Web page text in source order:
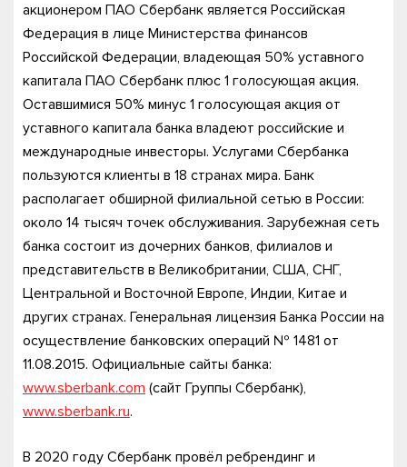
акционером ПАО Сбербанк является Российская
Федерация в лице Министерства финансов
Российской Федерации, владеющая 50% уставного
капитала ПАО Сбербанк плюс 1 голосующая акция.
Оставшимися 50% минус 1 голосующая акция от
уставного капитала банка владеют российские и
международные инвесторы. Услугами Сбербанка
пользуются клиенты в 18 странах мира. Банк
располагает обширной филиальной сетью в России:
около 14 тысяч точек обслуживания. Зарубежная сеть
банка состоит из дочерних банков, филиалов и
представительств в Великобритании, США, СНГ,
Центральной и Восточной Европе, Индии, Китае и
других странах. Генеральная лицензия Банка России на
осуществление банковских операций № 1481 от
11.08.2015. Официальные сайты банка:
www.sberbank.com (сайт Группы Сбербанк),
www.sberbank.ru.
В 2020 году Сбербанк провёл ребрендинг и